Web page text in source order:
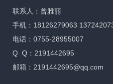
联系人：曾雅丽
手机：18126279063
电话：0755-28955007
Q Q：2191442695
邮箱：2191442695@qq.com